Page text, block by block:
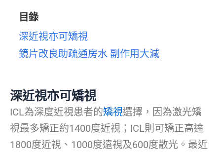
目錄
深近視亦可矯視
鏡片改良助疏通房水 副作用大減
深近視亦可矯視
ICL為深度近視患者的矯視選擇，因為激光矯
視最多矯正約1400度近視；ICL則可矯正高達
1800度近視、1000度遠視及600度散光。最近